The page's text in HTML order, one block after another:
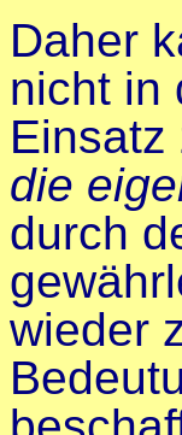
Daher
nicht in
die
durch
wieder